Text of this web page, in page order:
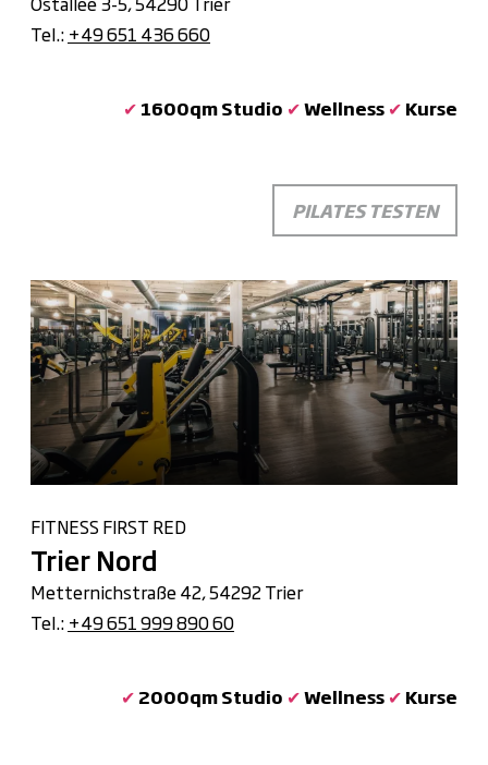
Tel.: +49 651 436 660
✔ 1600qm Studio ✔Wellness ✔ Kurse
PILATES TESTEN
FITNESS FIRST RED
Trier Nord
Metternichstraße 42, 54292 Trier
Tel.: +49 651 999 890 60
✔ 2000qm Studio ✔Wellness ✔ Kurse